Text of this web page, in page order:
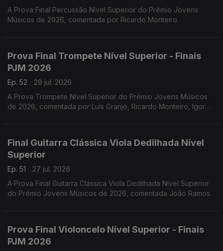
A Prova Final Percussão Nível Superior do Prémio Jovens
Músicos de 2026, comentada por Ricardo Monteiro.
Prova Final Trompete Nível Superior - Finais
PJM 2026
Ep. 52
28 jul. 2026
A Prova Trompete Nível Superior do Prémio Jovens Músicos
de 2026, comentada por Luís Granjo, Ricardo Monteiro, Igor
Final Guitarra Clássica Viola Dedilhada Nível
Superior
Ep. 51
27 jul. 2026
A Prova Final Guitarra Clássica Viola Dedilhada Nível Superior
do Prémio Jovens Músicos de 2026, comentada João Ramos.
Prova Final Violoncelo Nível Superior - Finais
PJM 2026